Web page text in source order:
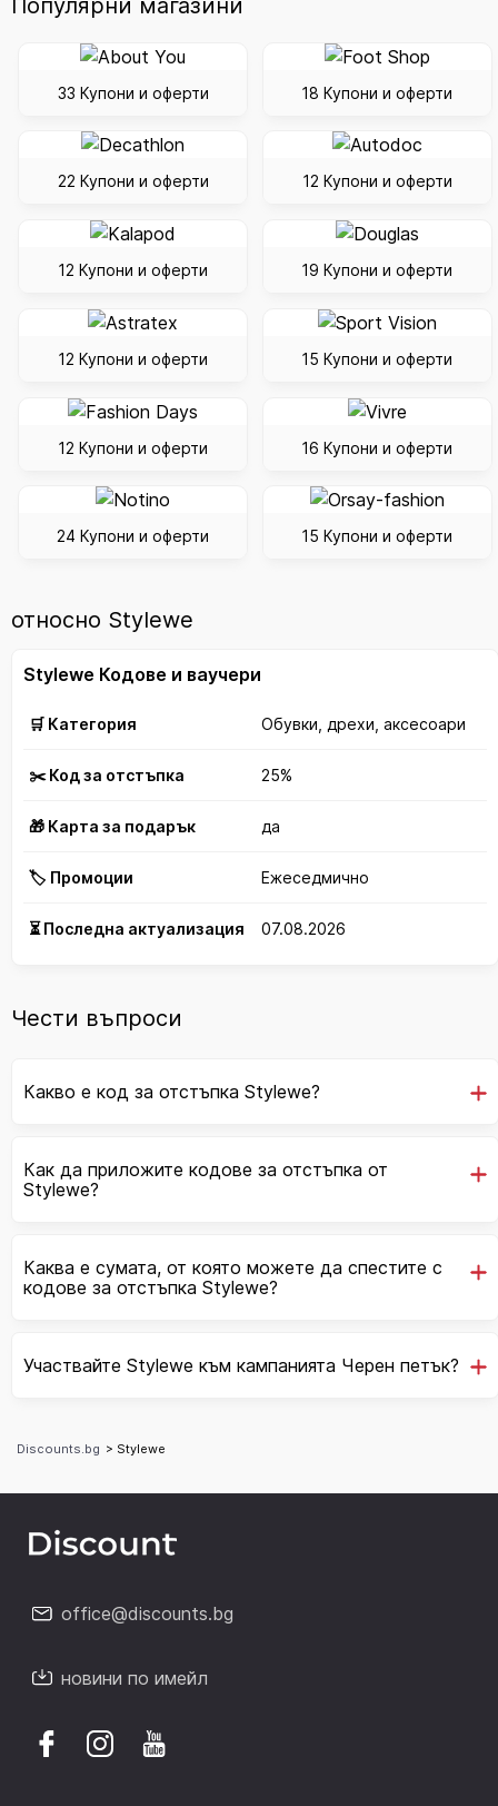
Популярни магазини
33 Купони и оферти 18 Купони и оферти
22 Купони и оферти 12 Купони и оферти
12 Купони и оферти 19 Купони и оферти
12 Купони и оферти 15 Купони и оферти
12 Купони и оферти 16 Купони и оферти
24 Купони и оферти 15 Купони и оферти
относно Stylewe
Stylewe Кодове и ваучери
🛒 Категория Обувки, дрехи, аксесоари
✂️ Код за отстъпка 25%
🎁 Карта за подарък да
🏷️ Промоции Ежеседмично
⏳ Последна актуализация 07.08.2026
Чести въпроси
Какво е код за отстъпка Stylewe?
Как да приложите кодове за отстъпка от
Stylewe?
Каква е сумата, от която можете да спестите с
кодове за отстъпка Stylewe?
Участвайте Stylewe към кампанията Черен петък?
Discounts.bg > Stylewe
office@discounts.bg
новини по имейл